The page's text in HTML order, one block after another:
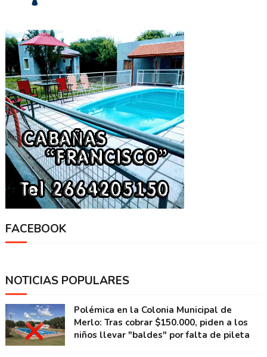
FACEBOOK
NOTICIAS POPULARES
Polémica en la Colonia Municipal de
Merlo: Tras cobrar $150.000, piden a los
niños llevar "baldes" por falta de pileta